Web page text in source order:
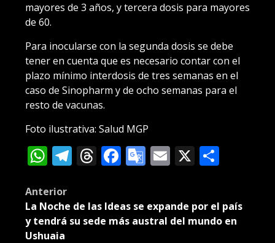
mayores de 3 años, y tercera dosis para mayores
de 60.
Para inocularse con la segunda dosis se debe
tener en cuenta que es necesario contar con el
plazo mínimo interdosis de tres semanas en el
caso de Sinopharm y de ocho semanas para el
resto de vacunas.
Foto ilustrativa: Salud MGP
WhatsApp
Telegram
Threads
Facebook
Google
Email
X
Post
navigation
Anterior
La Noche de las Ideas se expande por el país
y tendrá su sede más austral del mundo en
Ushuaia